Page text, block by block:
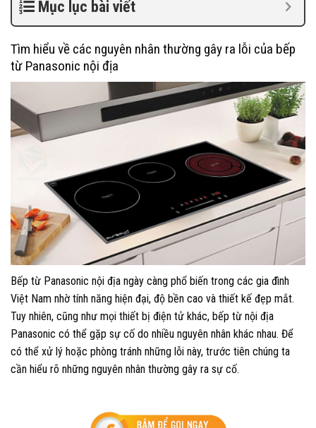
Mục lục bài viết
Tìm hiểu về các nguyên nhân thường gây ra lỗi của bếp
từ Panasonic nội địa
Bếp từ Panasonic nội địa ngày càng phổ biến trong các gia đình
Việt Nam nhờ tính năng hiện đại, độ bền cao và thiết kế đẹp mắt.
Tuy nhiên, cũng như mọi thiết bị điện tử khác, bếp từ nội địa
Panasonic có thể gặp sự cố do nhiều nguyên nhân khác nhau. Để
có thể xử lý hoặc phòng tránh những lỗi này, trước tiên chúng ta
cần hiểu rõ những nguyên nhân thường gây ra sự cố.